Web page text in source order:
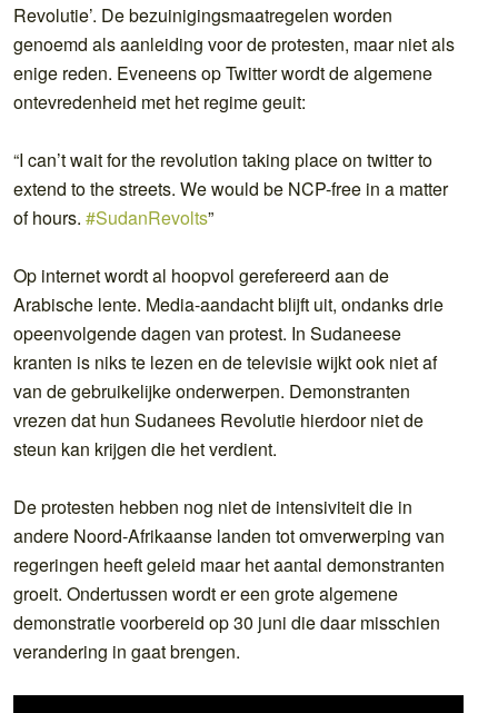
Revolutie’. De bezuinigingsmaatregelen worden
genoemd als aanleiding voor de protesten, maar niet als
enige reden. Eveneens op Twitter wordt de algemene
ontevredenheid met het regime geuit:
“I can’t wait for the revolution taking place on twitter to
extend to the streets. We would be NCP-free in a matter
of hours. #SudanRevolts”
Op internet wordt al hoopvol gerefereerd aan de
Arabische lente. Media-aandacht blijft uit, ondanks drie
opeenvolgende dagen van protest. In Sudaneese
kranten is niks te lezen en de televisie wijkt ook niet af
van de gebruikelijke onderwerpen. Demonstranten
vrezen dat hun Sudanees Revolutie hierdoor niet de
steun kan krijgen die het verdient.
De protesten hebben nog niet de intensiviteit die in
andere Noord-Afrikaanse landen tot omverwerping van
regeringen heeft geleid maar het aantal demonstranten
groeit. Ondertussen wordt er een grote algemene
demonstratie voorbereid op 30 juni die daar misschien
verandering in gaat brengen.